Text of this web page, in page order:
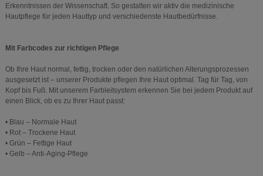
Erkenntnissen der Wissenschaft. So gestalten wir aktiv die medizinische
Hautpflege für jeden Hauttyp und verschiedenste Hautbedürfnisse.
Mit Farbcodes zur richtigen Pflege
Ob Ihre Haut normal, fettig, trocken oder den natürlichen Alterungsprozessen
ausgesetzt ist – unserer Produkte pflegen Ihre Haut optimal. Tag für Tag, von
Kopf bis Fuß. Mit unserem Farbleitsystem erkennen Sie bei jedem Produkt auf
einen Blick, ob es zu Ihrer Haut passt:
• Blau – Normale Haut
• Rot – Trockene Haut
• Grün – Fettige Haut
• Gelb – Anti-Aging-Pflege